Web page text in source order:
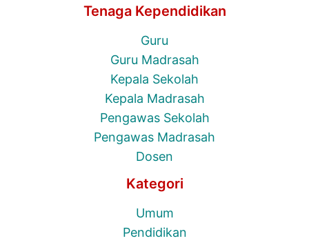
Tenaga Kependidikan
Guru
Guru Madrasah
Kepala Sekolah
Kepala Madrasah
Pengawas Sekolah
Pengawas Madrasah
Dosen
Kategori
Umum
Pendidikan